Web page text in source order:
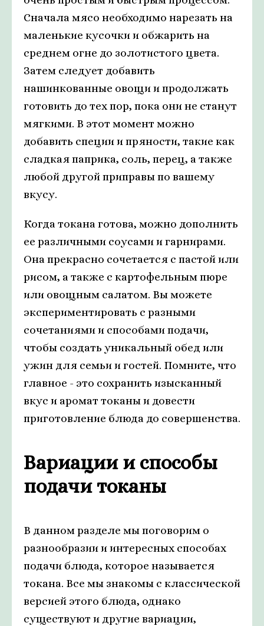
Сначала мясо необходимо нарезать на
маленькие кусочки и обжарить на
среднем огне до золотистого цвета.
Затем следует добавить
нашинкованные овощи и продолжать
готовить до тех пор, пока они не станут
мягкими. В этот момент можно
добавить специи и пряности, такие как
сладкая паприка, соль, перец, а также
любой другой приправы по вашему
вкусу.
Когда токана готова, можно дополнить
ее различными соусами и гарнирами.
Она прекрасно сочетается с пастой или
рисом, а также с картофельным пюре
или овощным салатом. Вы можете
экспериментировать с разными
сочетаниями и способами подачи,
чтобы создать уникальный обед или
ужин для семьи и гостей. Помните, что
главное - это сохранить изысканный
вкус и аромат токаны и довести
приготовление блюда до совершенства.
Вариации и способы
подачи токаны
В данном разделе мы поговорим о
разнообразии и интересных способах
подачи блюда, которое называется
токана. Все мы знакомы с классической
версией этого блюда, однако
существуют и другие вариации,